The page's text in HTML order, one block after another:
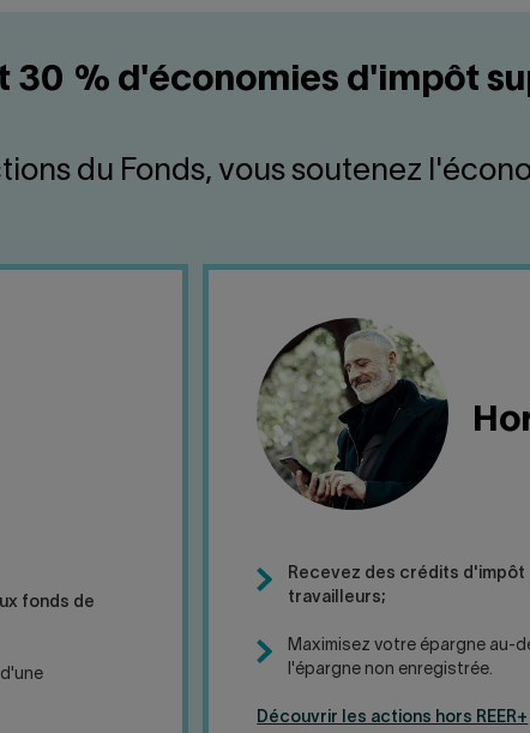
30 % d'économies d'impôt
du Fonds, vous soutenez
fonds de
Recevez des crédits d'impôt
travailleurs;
Maximisez votre épargne au-
l'épargne non enregistrée.
Découvrir les actions hors REER+